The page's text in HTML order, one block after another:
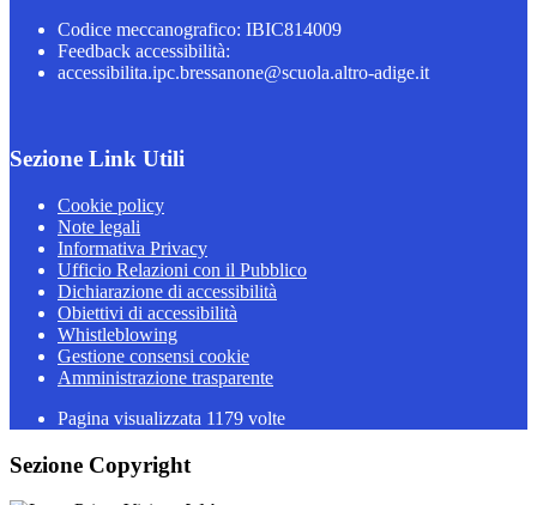
Codice meccanografico: IBIC814009
Feedback accessibilità:
accessibilita.ipc.bressanone@scuola.altro-adige.it
Sezione Link Utili
Cookie policy
Note legali
Informativa Privacy
Ufficio Relazioni con il Pubblico
Dichiarazione di accessibilità
Obiettivi di accessibilità
Whistleblowing
Gestione consensi cookie
Amministrazione trasparente
Pagina visualizzata 1179 volte
Sezione Copyright